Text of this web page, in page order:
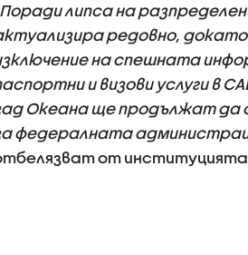
„Поради липса на
редовно, докато
на спешната
и визови услуги в
Океана ще продължат да
федералната
от